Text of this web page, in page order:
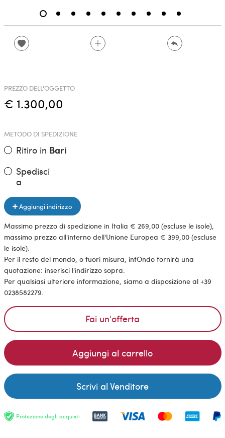
PREZZO DELL'OGGETTO
€ 1.300,00
METODO DI SPEDIZIONE
Ritiro in Bari
Spedisci
a
Aggiungi indirizzo
Massimo prezzo di spedizione in Italia € 269,00 (escluse le isole),
massimo prezzo all'interno dell'Unione Europea € 399,00 (escluse
le isole).
Per il resto del mondo, o fuori misura, intOndo fornirà una
quotazione: inserisci l'indirizzo sopra.
Per qualsiasi ulteriore informazione, siamo a disposizione al +39
0238582279.
Fai un'offerta
Aggiungi al carrello
Scrivi al Venditore
Protezione degli acquisti